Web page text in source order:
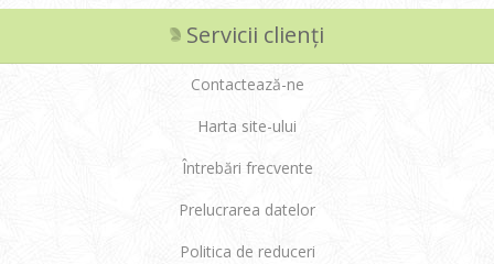
Servicii clienți
Contactează-ne
Harta site-ului
Întrebări frecvente
Prelucrarea datelor
Politica de reduceri